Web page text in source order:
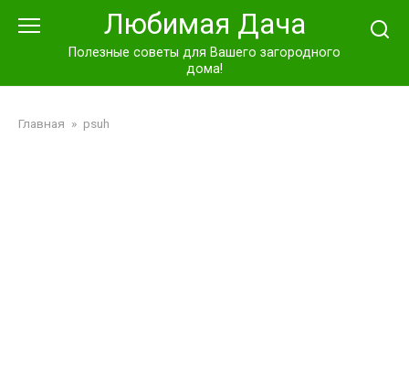
Любимая Дача
Полезные советы для Вашего загородного
дома!
Главная » psuh